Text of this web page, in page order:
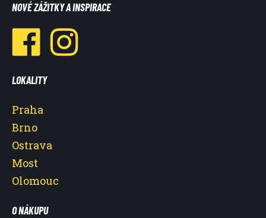
NOVÉ ZÁŽITKY A INSPIRACE
LOKALITY
Praha
Brno
Ostrava
Most
Olomouc
O NÁKUPU